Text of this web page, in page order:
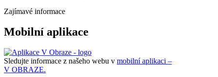
Zajímavé informace
Mobilní aplikace
Sledujte informace z našeho webu v mobilní aplikaci –
V OBRAZE.